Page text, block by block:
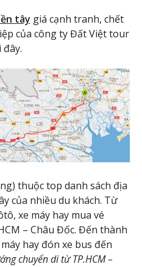
tây giá cạnh tranh, chết
của công ty Đất Việt tour
đây.
thuộc top danh sách địa
của nhiều du khách. Từ
xe máy hay mua vé
– Châu Đốc. Đến thành
hay đón xe bus đến
chuyển di từ TP.HCM –